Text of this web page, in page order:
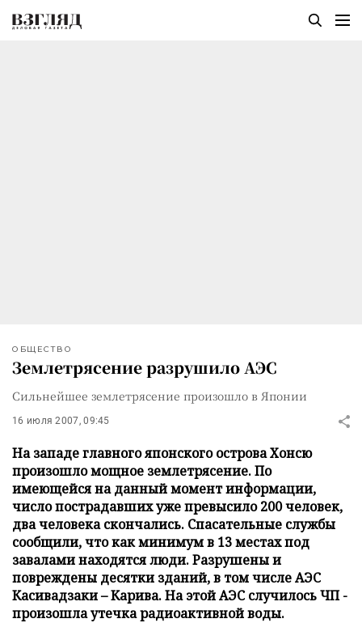
ОБЩЕСТВО
Землетрясение разрушило АЭС
Сильнейшее землетрясение произошло в Японии
16 июля 2007, 09:45
На западе главного японского острова Хонсю
произошло мощное землетрясение. По
имеющейся на данный момент информации,
число пострадавших уже превысило 200 человек,
два человека скончались. Спасательные службы
сообщили, что как минимум в 13 местах под
завалами находятся люди. Разрушены и
повреждены десятки зданий, в том числе АЭС
Касивадзаки – Карива. На этой АЭС случилось ЧП -
произошла утечка радиоактивной воды.